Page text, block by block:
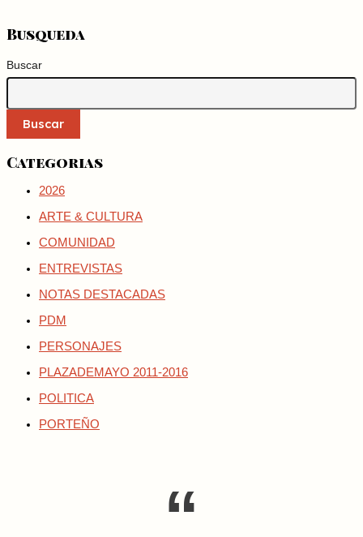
Busqueda
Buscar
Buscar
Categorias
2026
ARTE & CULTURA
COMUNIDAD
ENTREVISTAS
NOTAS DESTACADAS
PDM
PERSONAJES
PLAZADEMAYO 2011-2016
POLITICA
PORTEÑO